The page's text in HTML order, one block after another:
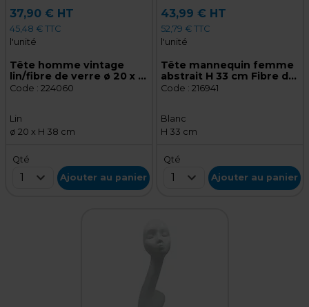
37,90 € HT
45,48 € TTC
l'unité
Tête homme vintage
lin/fibre de verre ø 20 x H
38 cm
Code : 224060
Lin
ø 20 x H 38 cm
Qté
1 Ajouter au panier
43,99 € HT
52,79 € TTC
l'unité
Tête mannequin femme
abstrait H 33 cm Fibre de
verre - Tête pour
Code : 216941
Blanc
H 33 cm
Qté
1 Ajouter au panier